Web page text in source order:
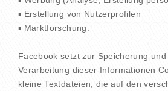
▪ Erstellung von Nutzerprofilen
▪ Marktforschung.
Facebook setzt zur Speicherung
Verarbeitung dieser Informationen
kleine Textdateien, die auf den